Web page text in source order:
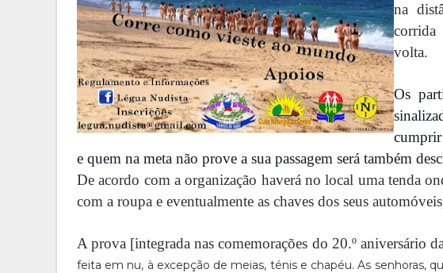
na
corrida
volta.
Os
e quem na meta não prove a sua passagem será também
De acordo com a organização haverá no local uma tenda
com a roupa e eventualmente as chaves dos seus
A prova [integrada nas comemorações do 20.º aniversário
feita em nu, à excepção de meias, ténis e chapéu. As senhoras,